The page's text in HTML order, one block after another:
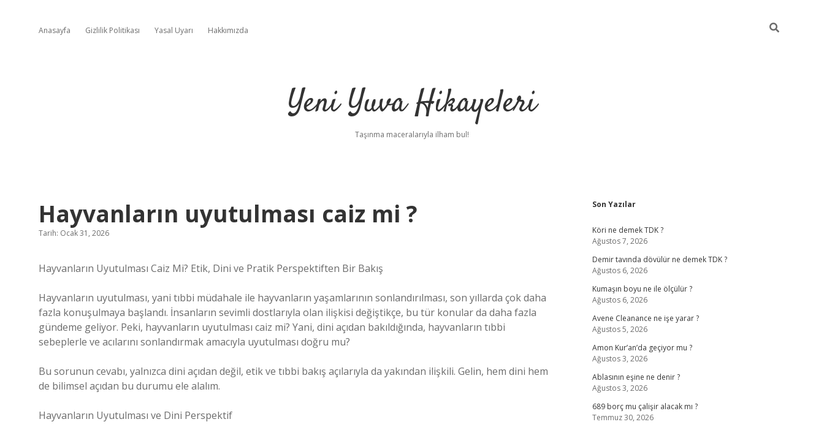
Anasayfa Gizlilik Politikası Yasal Uyarı Hakkımızda
Yeni Yuva Hikayeleri
Taşınma maceralarıyla ilham bul!
Hayvanların uyutulması caiz mi ?
Tarih: Ocak 31, 2026
Hayvanların Uyutulması Caiz Mi? Etik, Dini ve Pratik Perspektiften Bir Bakış
Hayvanların uyutulması, yani tıbbi müdahale ile hayvanların yaşamlarının sonlandırılması, son yıllarda çok daha
fazla konuşulmaya başlandı. İnsanların sevimli dostlarıyla olan ilişkisi değiştikçe, bu tür konular da daha fazla
gündeme geliyor. Peki, hayvanların uyutulması caiz mi? Yani, dini açıdan bakıldığında, hayvanların tıbbi
sebeplerle ve acılarını sonlandırmak amacıyla uyutulması doğru mu?
Bu sorunun cevabı, yalnızca dini açıdan değil, etik ve tıbbi bakış açılarıyla da yakından ilişkili. Gelin, hem dini hem
de bilimsel açıdan bu durumu ele alalım.
Hayvanların Uyutulması ve Dini Perspektif
Sidebar
Son Yazılar
Köri ne demek TDK ?
Ağustos 7, 2026
Demir tavında dövülür ne demek TDK ?
Ağustos 6, 2026
Kumaşın boyu ne ile ölçülür ?
Ağustos 6, 2026
Avene Cleanance ne işe yarar ?
Ağustos 5, 2026
Amon Kur’an’da geçiyor mu ?
Ağustos 3, 2026
Ablasının eşine ne denir ?
Ağustos 3, 2026
689 borç mu çalişir alacak mı ?
Temmuz 30, 2026
hiltonbetBetexper giriş adresi